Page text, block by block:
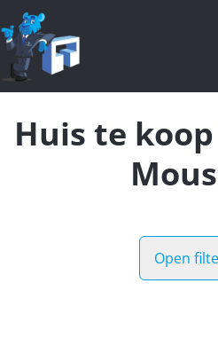
Ga naar hoofdinhoud
Huis te
Open